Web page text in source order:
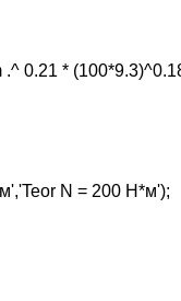
0.21 *
N = 200 Н*м');